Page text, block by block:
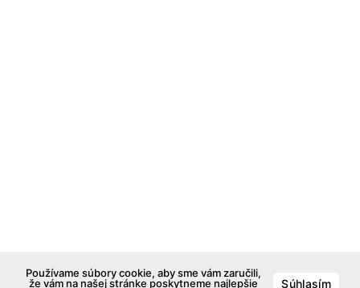
Používame súbory cookie, aby sme vám zaručili,
že vám na našej stránke poskytneme najlepšie
Súhlasím